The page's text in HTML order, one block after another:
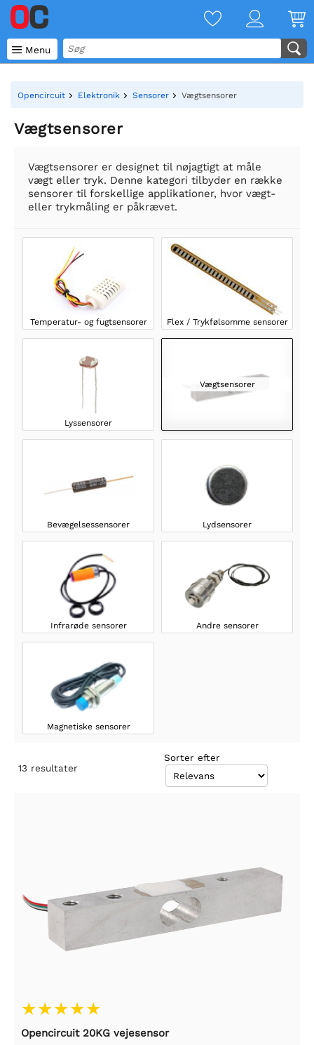
 Menu
Opencircuit Elektronik Sensorer Vægtsensorer
Vægtsensorer
Vægtsensorer er designet til nøjagtigt at måle
vægt eller tryk. Denne kategori tilbyder en række
sensorer til forskellige applikationer, hvor vægt-
eller trykmåling er påkrævet.
Temperatur- og fugtsensorer Flex / Trykfølsomme sensorer
Lyssensorer
Vægtsensorer
Bevægelsessensorer Lydsensorer
Infrarøde sensorer Andre sensorer
Magnetiske sensorer
13 resultater
Sorter efter
Opencircuit 20KG vejesensor